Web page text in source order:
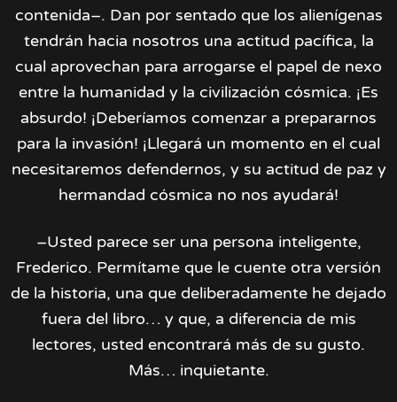
contenida–. Dan por sentado que los alienígenas
tendrán hacia nosotros una actitud pacífica, la
cual aprovechan para arrogarse el papel de nexo
entre la humanidad y la civilización cósmica. ¡Es
absurdo! ¡Deberíamos comenzar a prepararnos
para la invasión! ¡Llegará un momento en el cual
necesitaremos defendernos, y su actitud de paz y
hermandad cósmica no nos ayudará!
–Usted parece ser una persona inteligente,
Frederico. Permítame que le cuente otra versión
de la historia, una que deliberadamente he dejado
fuera del libro… y que, a diferencia de mis
lectores, usted encontrará más de su gusto.
Más… inquietante.